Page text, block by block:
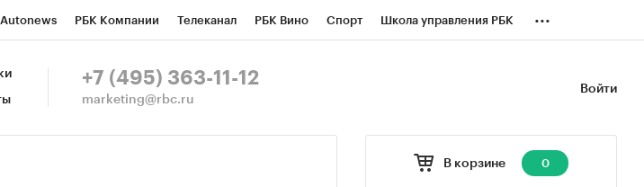
Autonews РБК Компании Телеканал РБК Вино Спорт Школа управления РБК
Конференции СПб Спецпроекты
...
Войти
+7 (495) 363-11-12
marketing@rbc.ru
В корзине 0